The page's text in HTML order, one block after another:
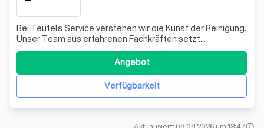
Bei Teufels Service verstehen wir die Kunst der Reinigung.
Unser Team aus erfahrenen Fachkräften setzt
ausschließlich auf hochwertige, umweltfreundliche
Reinigungsmaterialien, die speziell auf die jeweiligen
Oberflächen und Hygienestandards abgestimmt sind. Ob
bei Neubauten, Umbauten oder Renovierun
Verfügbarkeit
Angebot